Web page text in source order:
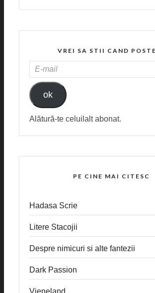
VREI SA STII CAND
MAIL
ok
Alătură-te celuilalt abonat.
PE CINE MAI CITESC
Hadasa Scrie
Litere Stacojii
Despre nimicuri si alte fantezii
Dark Passion
Vieneland